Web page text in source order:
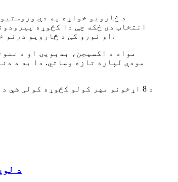
شي نو دا قوي دی او د 10kg، 20kg، 50kg او نورو کې د څارویو درنو خواړو زغملو توان لري، دا به د ذخیره کولو ستونزې لرې کولو کې مرسته وکړي.
مودې لپاره تازه وساتي. دا به د
د 8 اړخونو مهر کولو کڅوړه کولی شي د ډیزاین انځور په ښه شرایطو کې لوړ کړي.
د